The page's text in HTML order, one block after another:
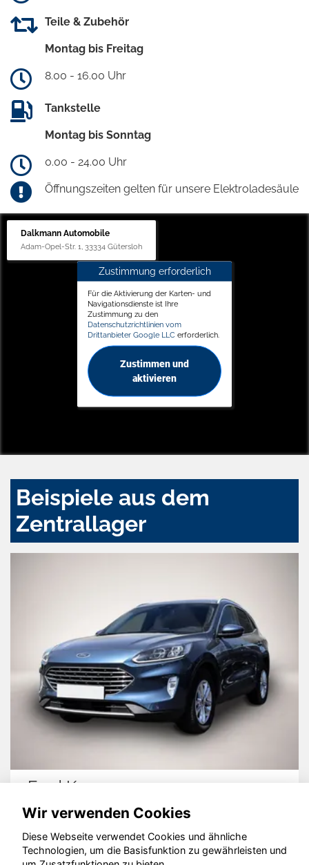
Teile & Zubehör
Montag bis Freitag
8.00 - 16.00 Uhr
Tankstelle
Montag bis Sonntag
0.00 - 24.00 Uhr
Öffnungszeiten gelten für unsere Elektroladesäule
Dalkmann Automobile
Adam-Opel-Str. 1, 33334 Gütersloh
Zustimmung erforderlich
Für die Aktivierung der Karten- und
Navigationsdienste ist Ihre
Zustimmung zu den
Datenschutzrichtlinien vom
Drittanbieter Google LLC erforderlich.
Zustimmen und
aktivieren
Beispiele aus dem
Zentrallager
Ford Kuga
Wir verwenden Cookies
Diese Webseite verwendet Cookies und ähnliche
Technologien, um die Basisfunktion zu gewährleisten und